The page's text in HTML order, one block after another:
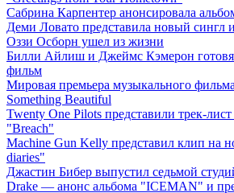
Сабрина Карпентер анонсировала
Деми Ловато представила новый сингл
Оззи Осборн ушел из жизни
Билли Айлиш и Джеймс Кэмерон
фильм
Мировая премьера музыкального
Something Beautiful
Twenty One Pilots представили трек-
"Breach"
Machine Gun Kelly представил клип на
diaries"
Джастин Бибер выпустил седьмой
Drake — анонс альбома "ICEMAN" и